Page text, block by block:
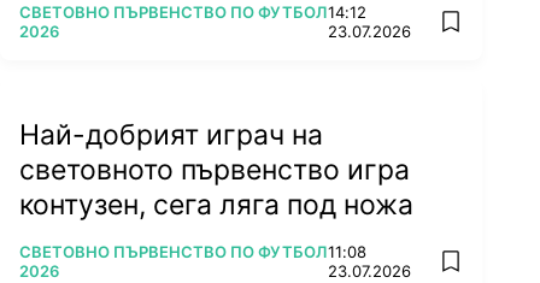
ПОВЕЧЕ ОТ
СВЕТОВНО ПЪРВЕНСТВО ПО ФУТБОЛ
2026
14:12
23.07.2026
add
Най-добрият играч на
световното първенство игра
контузен, сега ляга под ножа
ПОВЕЧЕ ОТ
СВЕТОВНО ПЪРВЕНСТВО ПО ФУТБОЛ
2026
11:08
23.07.2026
add